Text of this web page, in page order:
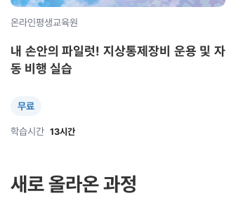
온라인평생교육원
내 손안의 파일럿! 지상통제장비 운용 및 자
동 비행 실습
무료
학습시간 13시간
새로 올라온 과정